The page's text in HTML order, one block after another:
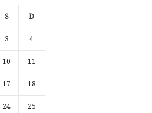
S D
3 4
10 11
17 18
24 25